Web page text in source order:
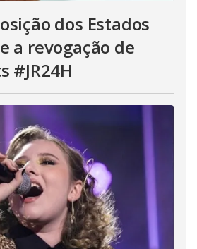
dos Estados
a revogação de
#JR24H